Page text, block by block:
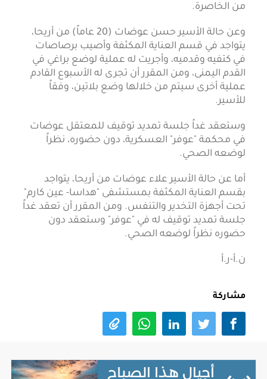
من الخاصرة.
وعن حالة الأسير حسن عوضات (20 عاماً) من أريحا،
يتواجد في قسم العناية المكثفة وأصيب برصاصات
في كتفيه وقدميه، وأجريت له عملية لوضع براغي في
القدم اليمنى، ومن المقرر أن تجرى له الأسبوع القادم
عملية أخرى سيتم من خلالها وضع بلاتين، وفقاً
للأسير.
وستعقد غداً جلسة تمديد توقيف للمعتقل عوضات
في محكمة "عوفر" العسكرية، دون حضوره، نظراً
لوضعه الصحي.
أما عن حالة الأسير علاء عوضات من أريحا، يتواجد
بقسم العناية المكثفة بمستشفى "هداسا- عين كارم"
تحت أجهزة التخدير والتنفس. ومن المقرر أن تعقد غداً
جلسة تمديد توقيف له في "عوفر" وستعقد دون
حضوره نظراً لوضعه الصحي.
ن.أ-ر.أ
مشاركة